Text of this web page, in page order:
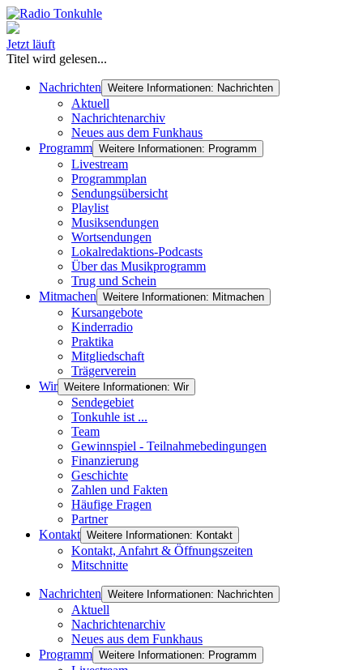
Jetzt läuft
Titel wird gelesen...
Nachrichten Weitere Informationen: Nachrichten
Aktuell
Nachrichtenarchiv
Neues aus dem Funkhaus
Programm Weitere Informationen: Programm
Livestream
Programmplan
Sendungsübersicht
Playlist
Musiksendungen
Wortsendungen
Lokalredaktions-Podcasts
Über das Musikprogramm
Trug und Schein
Mitmachen Weitere Informationen: Mitmachen
Kursangebote
Kinderradio
Praktika
Mitgliedschaft
Trägerverein
Wir Weitere Informationen: Wir
Sendegebiet
Tonkuhle ist ...
Team
Gewinnspiel - Teilnahmebedingungen
Finanzierung
Geschichte
Zahlen und Fakten
Häufige Fragen
Partner
Kontakt Weitere Informationen: Kontakt
Kontakt, Anfahrt & Öffnungszeiten
Mitschnitte
Nachrichten Weitere Informationen: Nachrichten
Aktuell
Nachrichtenarchiv
Neues aus dem Funkhaus
Programm Weitere Informationen: Programm